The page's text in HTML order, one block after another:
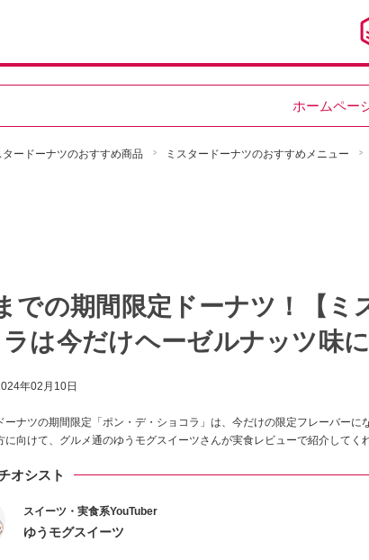
ホームペー
タードーナツのおすすめ商品 ミスタードーナツのおすすめメニュー
での期間限定ドーナツ！【ミ
ラは今だけヘーゼルナッツ味
年02月10日
ーナツの期間限定「ポン・デ・ショコラ」は、今だけの限定フレーバー
に向けて、グルメ通のゆうモグスイーツさんが実食レビューで紹介してく
オシスト
スイーツ・実食系YouTuber
ゆうモグスイーツ